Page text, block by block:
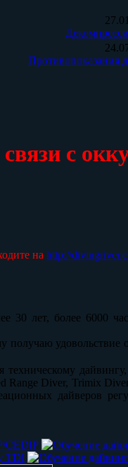
Противопоказания
с
на http://
30 лет, более 6000
удовольствие
Range Diver, Trimix
дайверов